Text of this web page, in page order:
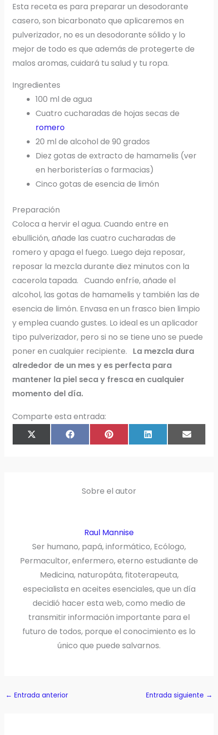
Esta receta es para preparar un desodorante
casero, son bicarbonato que aplicaremos en
pulverizador, no es un desodorante sólido y lo
mejor de todo es que además de protegerte de
malos aromas, cuidará tu salud y tu ropa.
Ingredientes
100 ml de agua
Cuatro cucharadas de hojas secas de
romero
20 ml de alcohol de 90 grados
Diez gotas de extracto de hamamelis (ver
en herboristerías o farmacias)
Cinco gotas de esencia de limón
Preparación
Coloca a hervir el agua. Cuando entre en
ebullición, añade las cuatro cucharadas de
romero y apaga el fuego. Luego deja reposar,
reposar la mezcla durante diez minutos con la
cacerola tapada. Cuando enfríe, añade el
alcohol, las gotas de hamamelis y también las de
esencia de limón. Envasa en un frasco bien limpio
y emplea cuando gustes. Lo ideal es un aplicador
tipo pulverizador, pero si no se tiene uno se puede
poner en cualquier recipiente. La mezcla dura
alrededor de un mes y es perfecta para
mantener la piel seca y fresca en cualquier
momento del día.
Comparte esta entrada:
COMPARTIR
EN
X
T
COMPARTIR
F
C
COMPARTIR
P
N
COMPARTIR
EN
L
N
E
A
Sobre el autor
Raul Mannise
Ser humano, papá, informático, Ecólogo,
Permacultor, enfermero, eterno estudiante de
Medicina, naturopáta, fitoterapeuta,
especialista en aceites esenciales, que un día
decidió hacer esta web, como medio de
transmitir información importante para el
futuro de todos, porque el conocimiento es lo
único que puede salvarnos.
← Entrada anterior Entrada siguiente →